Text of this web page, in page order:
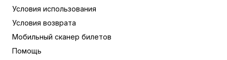
Условия использования
Условия возврата
Мобильный сканер билетов
Помощь